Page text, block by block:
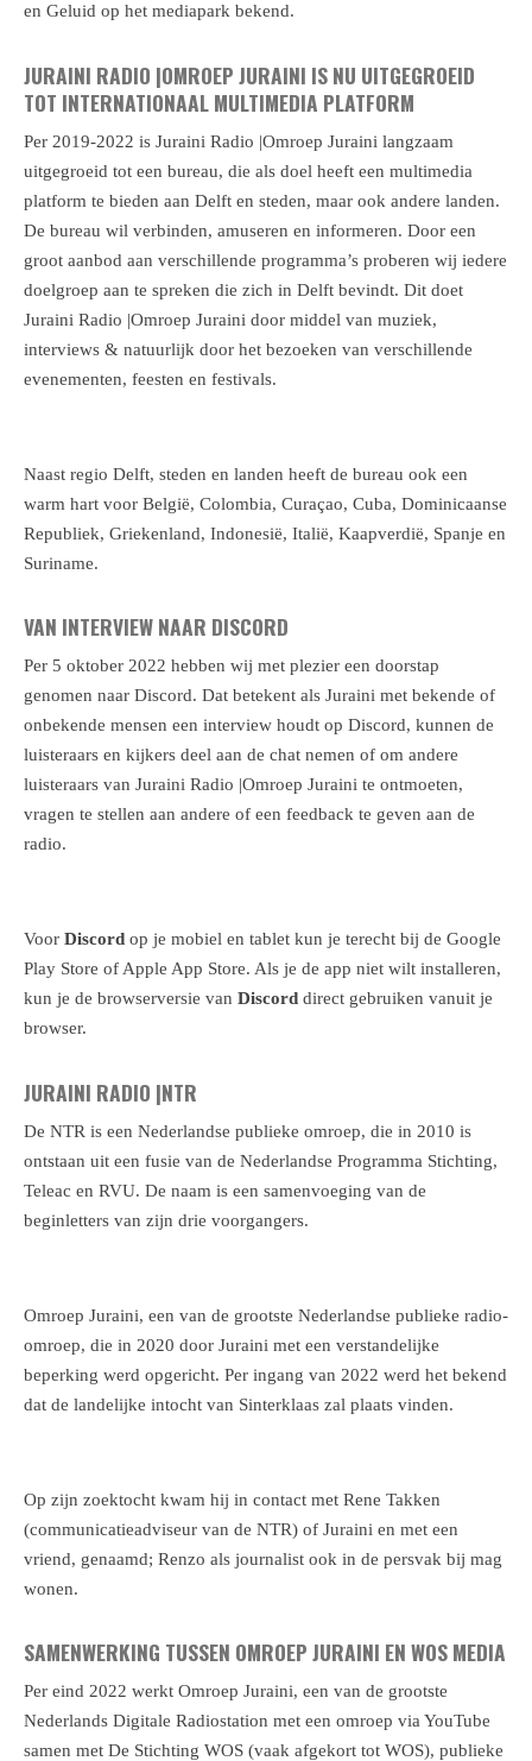
en Geluid op het mediapark bekend.
JURAINI RADIO |OMROEP JURAINI IS NU UITGEGROEID
TOT INTERNATIONAAL MULTIMEDIA PLATFORM
Per 2019-2022 is Juraini Radio |Omroep Juraini langzaam
uitgegroeid tot een bureau, die als doel heeft een multimedia
platform te bieden aan Delft en steden, maar ook andere landen.
De bureau wil verbinden, amuseren en informeren. Door een
groot aanbod aan verschillende programma’s proberen wij iedere
doelgroep aan te spreken die zich in Delft bevindt. Dit doet
Juraini Radio |Omroep Juraini door middel van muziek,
interviews & natuurlijk door het bezoeken van verschillende
evenementen, feesten en festivals.
Naast regio Delft, steden en landen heeft de bureau ook een
warm hart voor België, Colombia, Curaçao, Cuba, Dominicaanse
Republiek, Griekenland, Indonesië, Italië, Kaapverdië, Spanje en
Suriname.
VAN INTERVIEW NAAR DISCORD
Per 5 oktober 2022 hebben wij met plezier een doorstap
genomen naar Discord. Dat betekent als Juraini met bekende of
onbekende mensen een interview houdt op Discord, kunnen de
luisteraars en kijkers deel aan de chat nemen of om andere
luisteraars van Juraini Radio |Omroep Juraini te ontmoeten,
vragen te stellen aan andere of een feedback te geven aan de
radio.
Voor Discord op je mobiel en tablet kun je terecht bij de Google
Play Store of Apple App Store. Als je de app niet wilt installeren,
kun je de browserversie van Discord direct gebruiken vanuit je
browser.
JURAINI RADIO |NTR
De NTR is een Nederlandse publieke omroep, die in 2010 is
ontstaan uit een fusie van de Nederlandse Programma Stichting,
Teleac en RVU. De naam is een samenvoeging van de
beginletters van zijn drie voorgangers.
Omroep Juraini, een van de grootste Nederlandse publieke radio-
omroep, die in 2020 door Juraini met een verstandelijke
beperking werd opgericht. Per ingang van 2022 werd het bekend
dat de landelijke intocht van Sinterklaas zal plaats vinden.
Op zijn zoektocht kwam hij in contact met Rene Takken
(communicatieadviseur van de NTR) of Juraini en met een
vriend, genaamd; Renzo als journalist ook in de persvak bij mag
wonen.
SAMENWERKING TUSSEN OMROEP JURAINI EN WOS MEDIA
Per eind 2022 werkt Omroep Juraini, een van de grootste
Nederlands Digitale Radiostation met een omroep via YouTube
samen met De Stichting WOS (vaak afgekort tot WOS), publieke